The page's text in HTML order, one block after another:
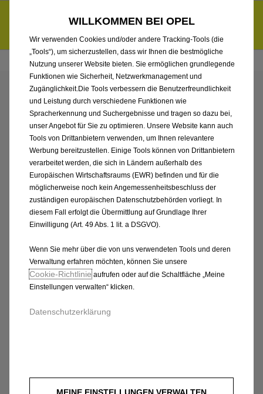
6.000 € staatliche Förderungsprämie für E-Autos und Plug-in-
Hybride. Mehr erfahren >>
ENTDECKEN SIE ALLE
ASTRA SPORTS TOURER
ELECTRIC MIT ELEKTRO
ANTRIEB VON
AUTOHAUS CORDES
GMBH & CO. KG
WILLKOMMEN BEI OPEL
Wir verwenden Cookies und/oder andere Tracking-Tools (die
„Tools“), um sicherzustellen, dass wir Ihnen die bestmögliche
Nutzung unserer Website bieten. Sie ermöglichen grundlegende
Funktionen wie Sicherheit, Netzwerkmanagement und
Zugänglichkeit.Die Tools verbessern die Benutzerfreundlichkeit
und Leistung durch verschiedene Funktionen wie
Spracherkennung und Suchergebnisse und tragen so dazu bei,
unser Angebot für Sie zu optimieren. Unsere Website kann auch
Tools von Drittanbietern verwenden, um Ihnen relevantere
Werbung bereitzustellen. Einige Tools können von Drittanbietern
verarbeitet werden, die sich in Ländern außerhalb des
Europäischen Wirtschaftsraums (EWR) befinden und für die
möglicherweise noch kein Angemessenheitsbeschluss der
zuständigen europäischen Datenschutzbehörden vorliegt. In
diesem Fall erfolgt die Übermittlung auf Grundlage Ihrer
Einwilligung (Art. 49 Abs. 1 lit. a DSGVO).
Wenn Sie mehr über die von uns verwendeten Tools und deren
Verwaltung erfahren möchten, können Sie unsere
Cookie‑Richtlinieaufrufen oder auf die Schaltfläche „Meine
Einstellungen verwalten“ klicken.
Datenschutzerklärung